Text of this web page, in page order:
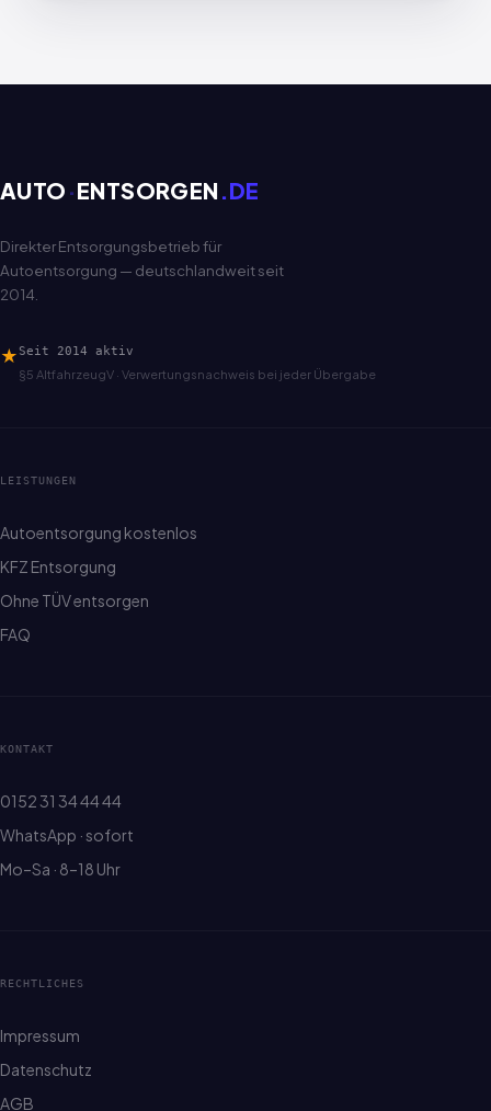
AUTO ·ENTSORGEN .DE
Direkter Entsorgungsbetrieb für
Autoentsorgung — deutschlandweit seit
2014.
★ Seit 2014 aktiv
§5 AltfahrzeugV · Verwertungsnachweis bei jeder Übergabe
LEISTUNGEN
Autoentsorgung kostenlos
KFZ Entsorgung
Ohne TÜV entsorgen
FAQ
KONTAKT
0152 31 34 44 44
WhatsApp · sofort
Mo–Sa · 8–18 Uhr
RECHTLICHES
Impressum
Datenschutz
AGB